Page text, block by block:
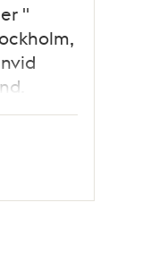
"